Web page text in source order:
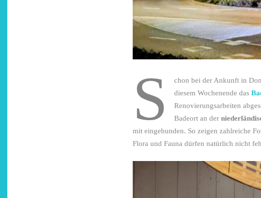
S
chon bei der Ankunft in
diesem Wochenende das
Renovierungsarbeiten
Badeort an der
mit eingebunden. So zeigen zahlreiche
Flora und Fauna dürfen natürlich nicht